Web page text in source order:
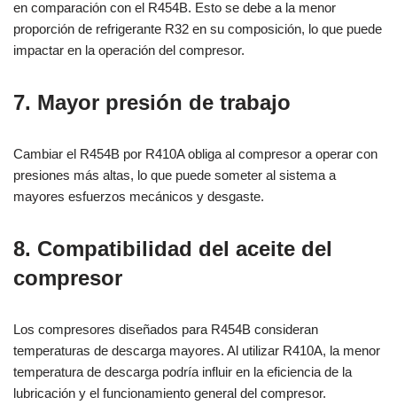
en comparación con el R454B. Esto se debe a la menor
proporción de refrigerante R32 en su composición, lo que puede
impactar en la operación del compresor.
7. Mayor presión de trabajo
Cambiar el R454B por R410A obliga al compresor a operar con
presiones más altas, lo que puede someter al sistema a
mayores esfuerzos mecánicos y desgaste.
8. Compatibilidad del aceite del
compresor
Los compresores diseñados para R454B consideran
temperaturas de descarga mayores. Al utilizar R410A, la menor
temperatura de descarga podría influir en la eficiencia de la
lubricación y el funcionamiento general del compresor.